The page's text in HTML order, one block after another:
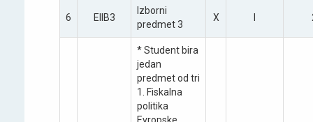
6 EIIB3
Izborni
predmet 3
X
* Student bira
jedan
predmet od tri
1. Fiskalna
politika